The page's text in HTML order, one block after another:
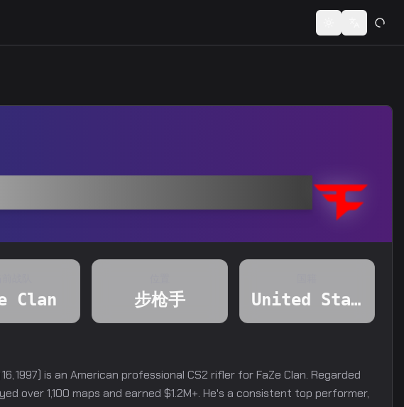
Toggle theme
Switch
Clan 步枪手 United States
1997) is an American professional CS2 rifler for FaZe Clan. Regarded
over 1,100 maps and earned $1.2M+. He's a consistent top performer,